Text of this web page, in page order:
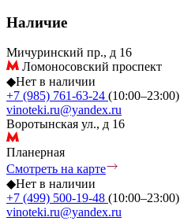
Наличие
Мичуринский пр., д 16
Ломоносовский проспект
◆Нет в наличии
+7 (985) 761-63-24 (10:00–23:00)
vinoteki.ru@yandex.ru
Воротынская ул., д 16
Планерная
Смотреть на карте
◆Нет в наличии
+7 (499) 500-19-48 (10:00–23:00)
vinoteki.ru@yandex.ru